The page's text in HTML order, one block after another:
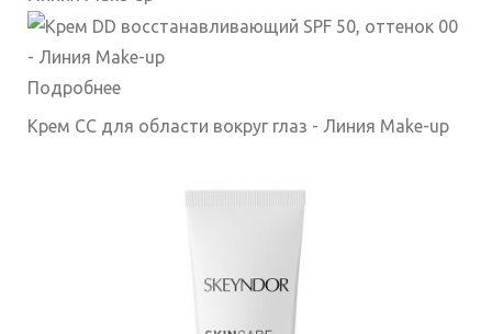
Подробнее
Крем CC для области вокруг глаз - Линия Make-up